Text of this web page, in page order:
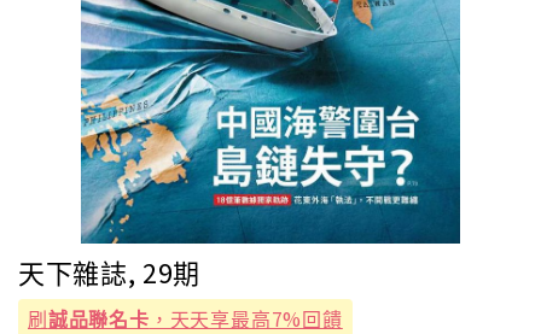
天下雜誌, 29期
刷誠品聯名卡 ，天天享最高7%回饋